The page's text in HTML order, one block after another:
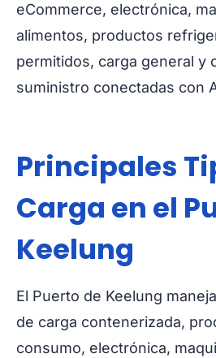
eCommerce, electrónica,
alimentos, productos
permitidos, carga general y
suministro conectadas con
Principales
Carga en el
Keelung
El Puerto de Keelung
de carga contenerizada,
consumo, electrónica,